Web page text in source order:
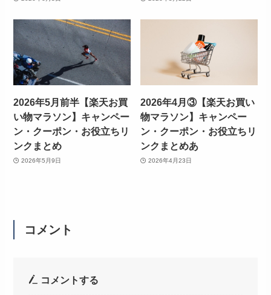
2026年5月前半【楽天お買
い物マラソン】キャンペー
ン・クーポン・お役立ちリ
ンクまとめ
2026年5月9日
2026年4月③【楽天お買い
物マラソン】キャンペー
ン・クーポン・お役立ちリ
ンクまとめあ
2026年4月23日
コメント
コメントする